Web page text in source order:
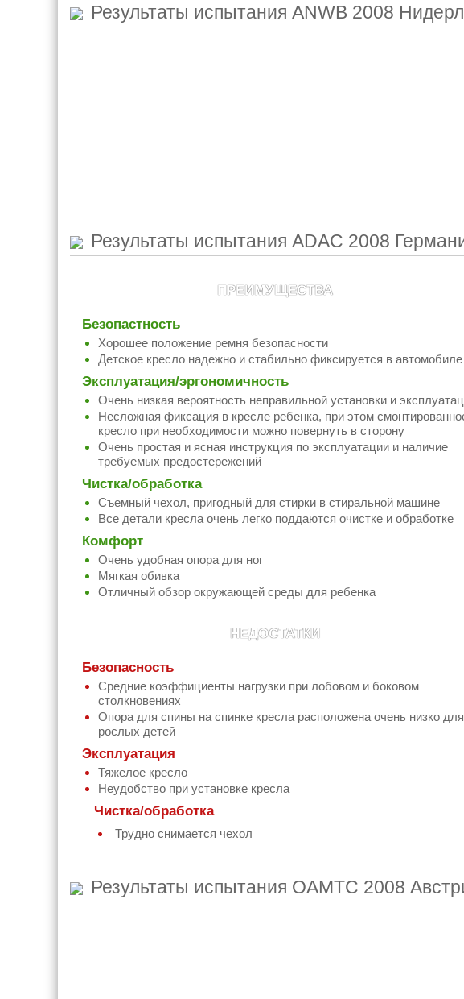
Результаты испытания ANWB 2008
Результаты испытания ADAC 2008
ПРЕИМУЩЕСТВА
Безопастность
Хорошее положение ремня безопасности
Детское кресло надежно и стабильно фиксируется в автомобиле
Эксплуатация/эргономичность
Очень низкая вероятность неправильной установки и
Несложная фиксация в кресле ребенка, при этом
кресло при необходимости можно повернуть в сторону
Очень простая и ясная инструкция по эксплуатации и наличие
требуемых предостережений
Чистка/обработка
Съемный чехол, пригодный для стирки в стиральной машине
Все детали кресла очень легко поддаются очистке и обработке
Комфорт
Очень удобная опора для ног
Мягкая обивка
Отличный обзор окружающей среды для ребенка
НЕДОСТАТКИ
Безопасность
Средние коэффициенты нагрузки при лобовом и боковом
столкновениях
Опора для спины на спинке кресла расположена очень низко для
рослых детей
Эксплуатация
Тяжелое кресло
Неудобство при установке кресла
Чистка/обработка
Трудно снимается чехол
Результаты испытания OAMTC 2008